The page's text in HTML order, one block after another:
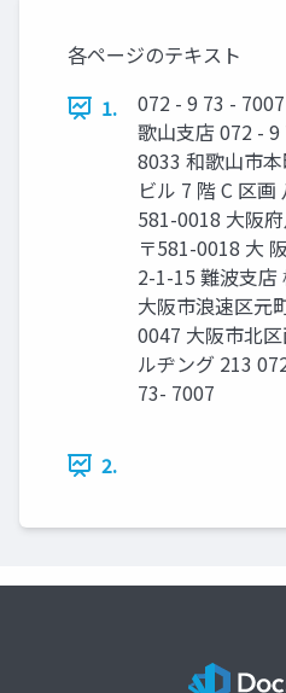
各ページのテキスト
1.
072 - 9 73 -
歌山支店 072 -
8033 和歌山市
ビル 7 階 C 区
581-0018 大阪
〒581-0018 大
2-1-15 難波支店
大阪市浪速区元
0047 大阪市北
ルヂング 213
73- 7007
2.